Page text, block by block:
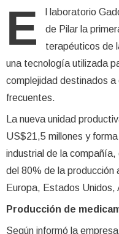
E
l laboratorio
de Pilar la
terapéuticos de
una tecnología utilizada
complejidad destinados
frecuentes.
La nueva unidad
US$21,5 millones y
industrial de la
del 80% de la producción
Europa, Estados Unidos,
Producción de
Según informó la